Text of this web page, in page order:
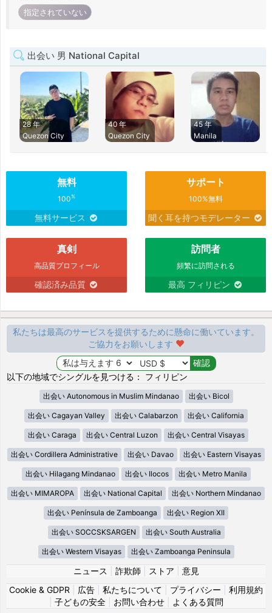
指定されていない
出会い 男 National Capital
28 年
Quezon City
40 年
Quezon City
45 年
Manila
無料
100%
無料サービス
サポート
100%無料
聞く耳を持つモデレーター
真剣
高品質プロフィール
確認済み品質
訪問者
頻繁に訪問される
最高 フィリピン
私たちは最高のサービスを提供するために懸命に働いています。
ご協力をお願いします
以下の地域でシングルを見つける： フィリピン
出会い Autonomous in Muslim Mindanao 出会い Bicol
出会い Cagayan Valley 出会い Calabarzon 出会い California
出会い Caraga 出会い Central Luzon 出会い Central Visayas
出会い Cordillera Administrative 出会い Davao 出会い Eastern Visayas
出会い Hilagang Mindanao 出会い Ilocos 出会い Metro Manila
出会い MIMAROPA 出会い National Capital 出会い Northern Mindanao
出会い Península de Zamboanga 出会い Region XII
出会い SOCCSKSARGEN 出会い South Australia
出会い Western Visayas 出会い Zamboanga Peninsula
ニュース 詐欺師 ストア
意見
Cookie & GDPR
広告 私たちについて プライバシー
利用規約
子どもの安全| お問い合わせ| よくある質問